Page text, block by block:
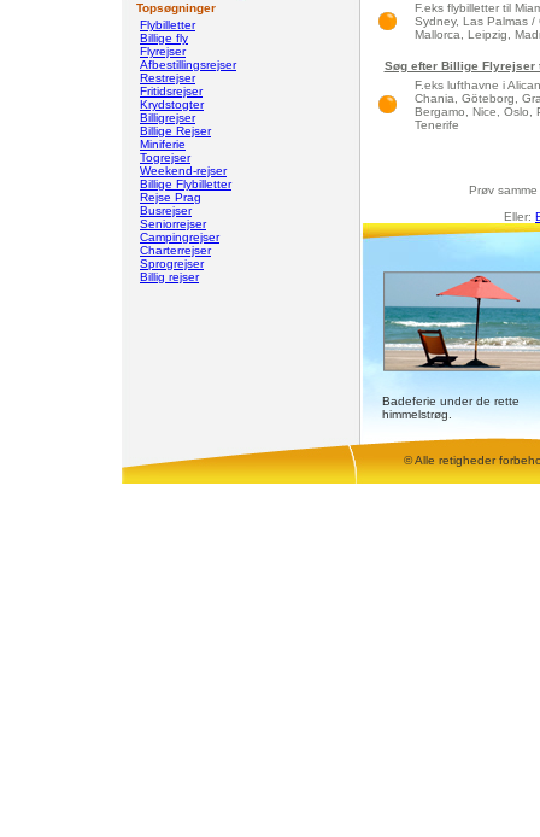
Topsøgninger
Flybilletter
Billige fly
Flyrejser
Afbestillingsrejser
Restrejser
Fritidsrejser
Krydstogter
Billigrejser
Billige Rejser
Miniferie
Togrejser
Weekend-rejser
Billige Flybilletter
Rejse Prag
Busrejser
Seniorrejser
Campingrejser
Charterrejser
Sprogrejser
Billig rejser
F.eks flybilletter til
Sydney, Las Palmas /
Mallorca, Leipzig,
Søg efter Billige Flyrejser
F.eks lufthavne i
Chania, Göteborg,
Bergamo, Nice, Oslo,
Tenerife
Prøv
Eller:
Badeferie under de rette
himmelstrøg.
© Alle retigheder